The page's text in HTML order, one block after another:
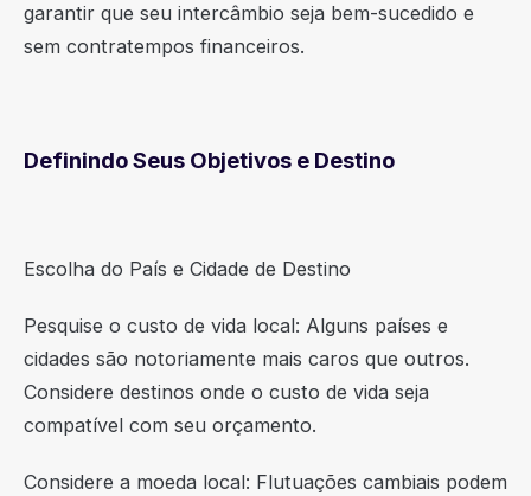
garantir que seu intercâmbio seja bem-sucedido e
sem contratempos financeiros.
Definindo Seus Objetivos e Destino
Escolha do País e Cidade de Destino
Pesquise o custo de vida local: Alguns países e
cidades são notoriamente mais caros que outros.
Considere destinos onde o custo de vida seja
compatível com seu orçamento.
Considere a moeda local: Flutuações cambiais podem